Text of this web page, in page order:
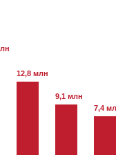
12,8 млн
9,1 млн
7,4